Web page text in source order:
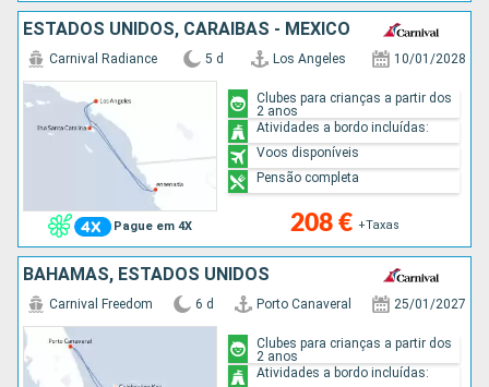
ESTADOS UNIDOS, CARAIBAS - MEXICO
Pague em 4X
Carnival Radiance 5 d Los Angeles 10/01/2028
208 € +Taxas
Clubes para crianças a partir dos
2 anos
Atividades a bordo incluídas:
Voos disponíveis
Pensão completa
BAHAMAS, ESTADOS UNIDOS
Carnival Freedom 6 d Porto Canaveral 25/01/2027
Clubes para crianças a partir dos
2 anos
Atividades a bordo incluídas: